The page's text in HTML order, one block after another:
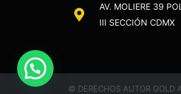
AV. MOLIERE 39
III SECCIÓN CDMX
© DERECHOS AUTOR GOLD